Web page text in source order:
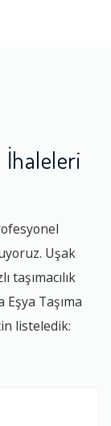
İhaleleri
Uşak
taşımacılık
Eşya Taşıma
listeledik: